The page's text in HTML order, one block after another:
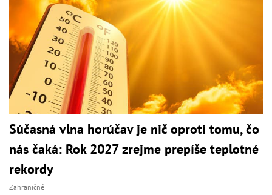
Súčasná vlna horúčav je nič oproti tomu, čo
nás čaká: Rok 2027 zrejme prepíše teplotné
rekordy
Zahraničné